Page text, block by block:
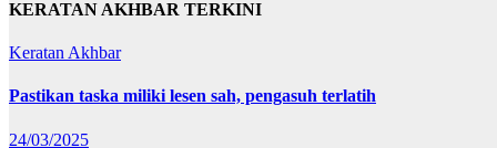
KERATAN AKHBAR TERKINI
Keratan Akhbar
Pastikan taska miliki lesen sah, pengasuh terlatih
24/03/2025